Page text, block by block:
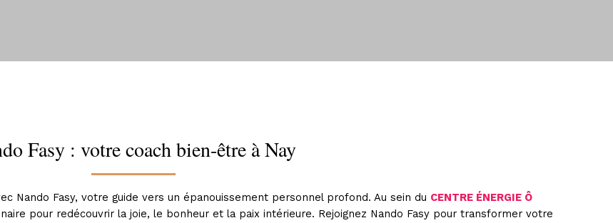
Fasy : votre coach bien-être à Nay
Nando Fasy, votre guide vers un épanouissement personnel profond. Au sein du CENTRE ÉNERGIE Ô
pour redécouvrir la joie, le bonheur et la paix intérieure. Rejoignez Nando Fasy pour transformer votre